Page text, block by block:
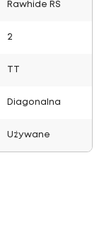
Rawhide RS
2
Diagonalna
Używane